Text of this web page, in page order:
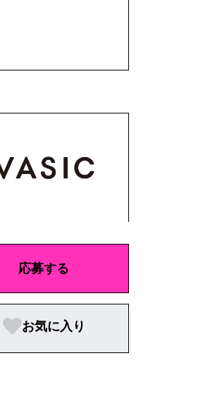
応募する
お気に入り